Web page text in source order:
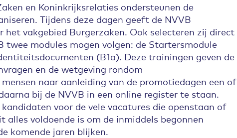
en Koninkrijksrelaties ondersteunen de
Tijdens deze dagen geeft de NVVB
het vakgebied Burgerzaken. Ook selecteren zij direct
modules mogen volgen: de Startersmodule
(B1a). Deze trainingen geven de
en de wetgeving rondom
naar aanleiding van de promotiedagen een of
bij de NVVB in een online register te staan.
voor de vele vacatures die openstaan of
voldoende is om de inmiddels begonnen
komende jaren blijken.